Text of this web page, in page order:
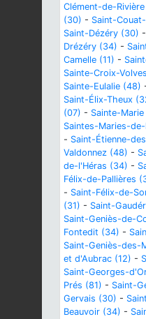
Clément-de-
(30) - Saint-
Saint-Dézéry (30) -
Drézéry (34) -
Camelle (11) -
Sainte-Croix-
Sainte-Eulalie (48)
Saint-Élix-Theux
(07) - Sainte-
Saintes-Maries-
- Saint-Étienne-
Valdonnez (48) -
de-l'Héras (34) -
Félix-de-Pallières
- Saint-Félix-de-
(31) - Saint-
Saint-Geniès-de-
Fontedit (34) -
Saint-Geniès-des-
et d'Aubrac (12) -
Saint-Georges-
Prés (81) - Saint-
Gervais (30) -
Beauvoir (34) -